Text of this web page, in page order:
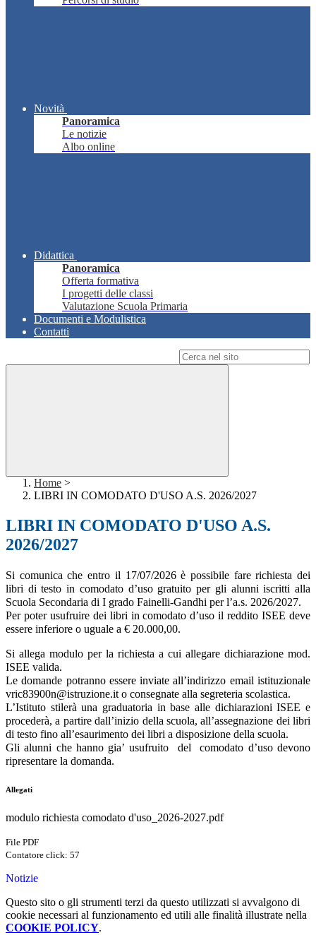
Novità
Panoramica
Le notizie
Albo online
Didattica
Panoramica
Offerta formativa
I progetti delle classi
Valutazione Scuola Primaria
Documenti e Modulistica
Contatti
Home >
LIBRI IN COMODATO D'USO A.S. 2026/2027
LIBRI IN COMODATO D'USO A.S.
2026/2027
Si comunica che entro il 17/07/2026è possibile fare richiesta dei
libri di testo in comodato d’uso gratuito per gli alunni iscritti alla
Scuola Secondaria di I grado Fainelli-Gandhi per l’a.s. 2026/2027.
Per poter usufruire dei libri in comodato d’uso il reddito ISEE deve
essere inferiore o uguale a € 20.000,00.
Si allega modulo per la richiesta a cui allegare dichiarazione mod.
ISEE valida.
Le domande potranno essere inviate all’indirizzo email istituzionale
vric83900n@istruzione.it o consegnate alla segreteria scolastica.
L’Istituto stilerà una graduatoria in base alle dichiarazioni ISEE e
procederà, a partire dall’inizio della scuola, all’assegnazione dei libri
di testo fino all’esaurimento dei libri a disposizione della scuola.
Gli alunni che hanno gia’ usufruito del comodato d’usodevono
ripresentare la domanda.
Allegati
modulo richiesta comodato d'uso_2026-2027.pdf
File PDF
Contatore click: 57
Notizie
Questo sito o gli strumenti terzi da questo utilizzati si avvalgono di
cookie necessari al funzionamento ed utili alle finalità illustrate nella
COOKIE POLICY.